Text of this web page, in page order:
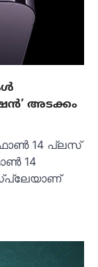
അടക്കം
14 പ്ലസ്
14